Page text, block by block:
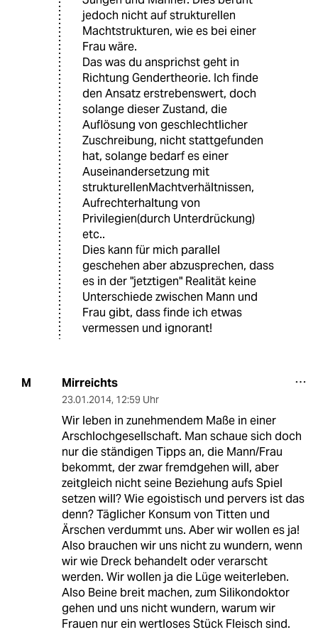
jedoch nicht auf strukturellen
Machtstrukturen, wie es bei einer
Frau wäre.
Das was du ansprichst geht in
Richtung Gendertheorie. Ich finde
den Ansatz erstrebenswert, doch
solange dieser Zustand, die
Auflösung von geschlechtlicher
Zuschreibung, nicht stattgefunden
hat, solange bedarf es einer
Auseinandersetzung mit
strukturellenMachtverhältnissen,
Aufrechterhaltung von
Privilegien(durch Unterdrückung)
etc..
Dies kann für mich parallel
geschehen aber abzusprechen, dass
es in der "jetztigen" Realität keine
Unterschiede zwischen Mann und
Frau gibt, dass finde ich etwas
vermessen und ignorant!
M Mirreichts
23.01.2014, 12:59 Uhr
Wir leben in zunehmendem Maße in einer
Arschlochgesellschaft. Man schaue sich doch
nur die ständigen Tipps an, die Mann/Frau
bekommt, der zwar fremdgehen will, aber
zeitgleich nicht seine Beziehung aufs Spiel
setzen will? Wie egoistisch und pervers ist das
denn? Täglicher Konsum von Titten und
Ärschen verdummt uns. Aber wir wollen es ja!
Also brauchen wir uns nicht zu wundern, wenn
wir wie Dreck behandelt oder verarscht
werden. Wir wollen ja die Lüge weiterleben.
Also Beine breit machen, zum Silikondoktor
gehen und uns nicht wundern, warum wir
Frauen nur ein wertloses Stück Fleisch sind.